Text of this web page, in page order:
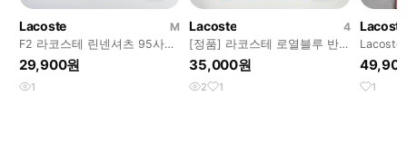
Lacoste
M
F2 라코스테 린넨셔츠 95사이
즈
29,900원
1
Lacoste
4
[정품] 라코스테 로열블루 반
팔 카라티 4
35,000원
2 1
Lacoste
Lacoste
레져 슬
1